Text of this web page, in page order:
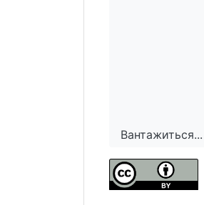
Вантажиться...
Вантажиться...